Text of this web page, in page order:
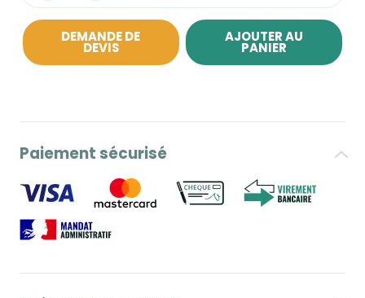
DEMANDE DE
DEVIS
AJOUTER AU
PANIER
Paiement sécurisé